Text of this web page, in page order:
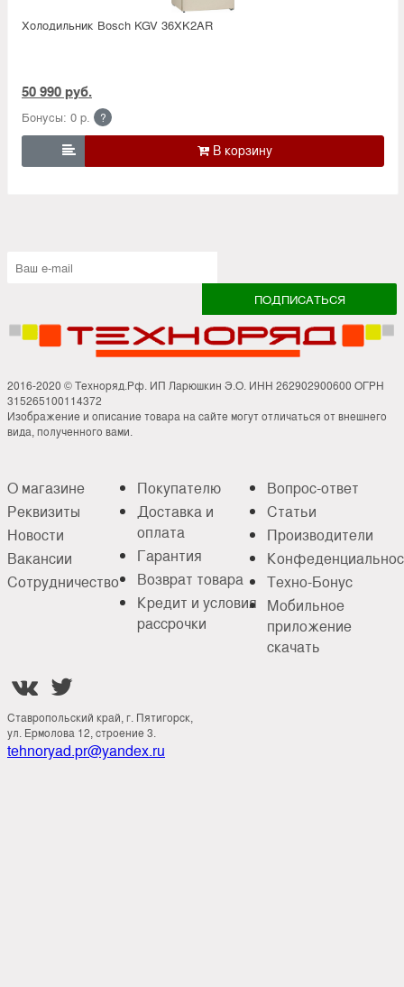
Холодильник Bosсh KGV 36XK2AR
50 990 руб.
Бонусы: 0 р. ?

2016-2020 © Техноряд.Рф. ИП Ларюшкин Э.О. ИНН 262902900600 ОГРН
315265100114372
Изображение и описание товара на сайте могут отличаться от внешнего
вида, полученного вами.
О магазине
Реквизиты
Новости
Вакансии
Сотрудничество
Покупателю
Доставка и
оплата
Гарантия
Возврат товара
Кредит и условия
рассрочки
Вопрос-ответ
Статьи
Производители
Техно-Бонус
Мобильное
приложение
скачать
 
Ставропольский край, г. Пятигорск,
ул. Ермолова 12, строение 3.
tehnoryad.pr@yandex.ru